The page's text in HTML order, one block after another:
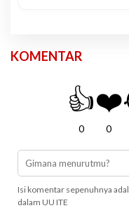
KOMENTAR
👍
0
❤️
0
Isi komentar sepenuhnya
dalam UU ITE